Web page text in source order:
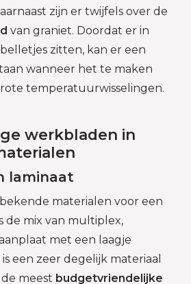
zijn er twijfels over de
van graniet. Doordat er in
zitten, kan er een
wanneer het te maken
temperatuurwisselingen.
werkbladen in
laminaat
materialen voor een
de mix van multiplex,
met een laagje
is een zeer degelijk materiaal
meest budgetvriendelijke